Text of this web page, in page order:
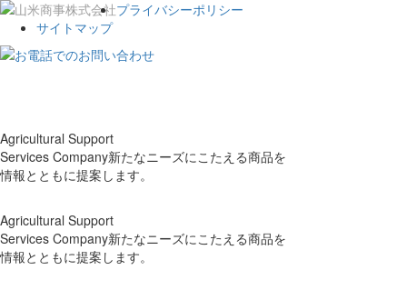
プライバシーポリシー
サイトマップ
Agricultural Support
Services Company新たなニーズにこたえる商品を
情報とともに提案します。
Agricultural Support
Services Company新たなニーズにこたえる商品を
情報とともに提案します。